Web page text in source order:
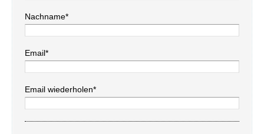
Nachname*
Email*
Email wiederholen*